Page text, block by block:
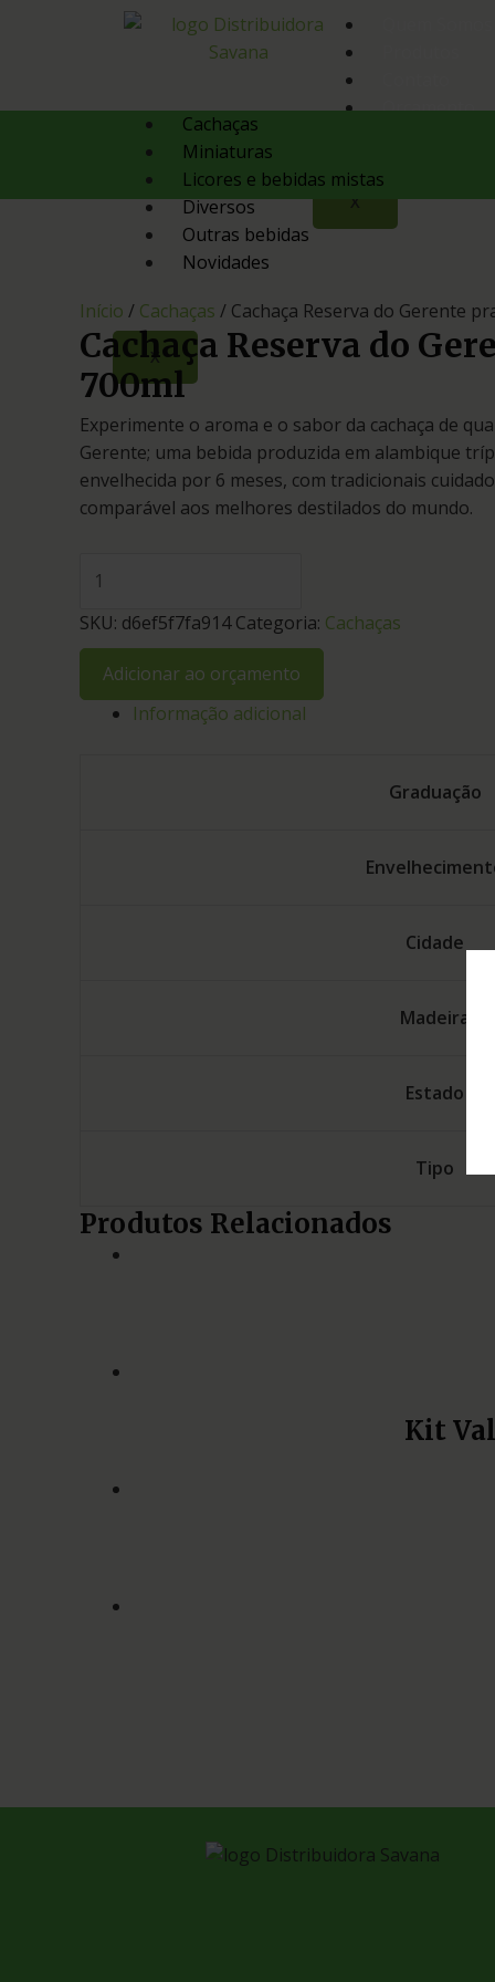
Orçamento
X
Cachaças
Miniaturas
Licores e bebidas mistas
Diversos
Outras bebidas
Novidades
X
Início / Cachaças / Cachaça Reserva do Gerente
Cachaça Reserva do
700ml
Experimente o aroma e o sabor da cachaça de
Gerente; uma bebida produzida em alambique
envelhecida por 6 meses, com tradicionais
comparável aos melhores destilados do mundo.
SKU: d6ef5f7fa914 Categoria: Cachaças
Adicionar ao orçamento
Informação adicional
Graduação
Cidade
Madeira
Estado
Tipo
Produtos Relacionados
Kit